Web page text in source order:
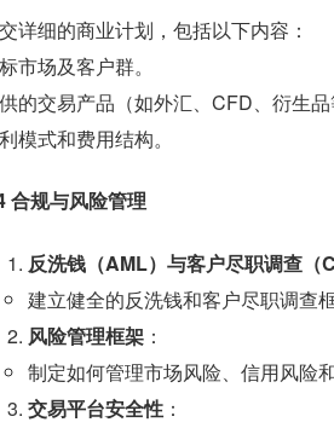
详细的商业计划，包括以下内容：
市场及客户群。
的交易产品（如外汇、CFD、衍生
模式和费用结构。
合规与风险管理
反洗钱（AML）与客户尽职调查（
建立健全的反洗钱和客户尽职调查
风险管理框架 ：
制定如何管理市场风险、信用风险
交易平台安全性 ：